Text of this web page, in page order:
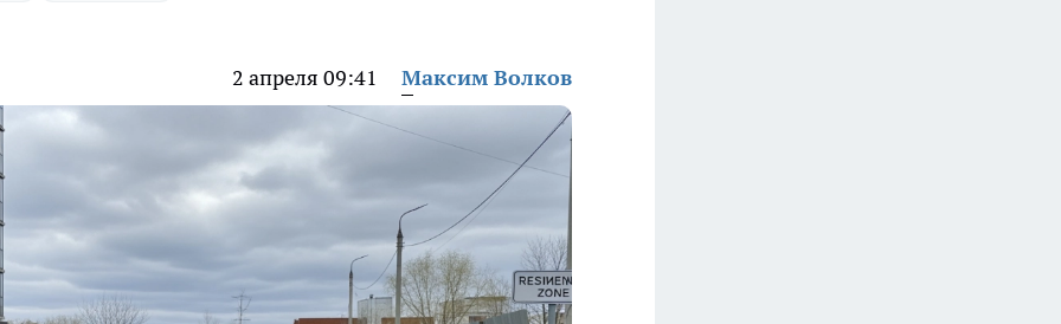
2 апреля 09:41 Максим Волков